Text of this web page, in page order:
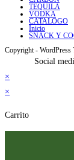
TEQUILA
VODKA
CATALOGO
Inicio
SNACK Y
Copyright - WordPress
Social
×
×
Carrito